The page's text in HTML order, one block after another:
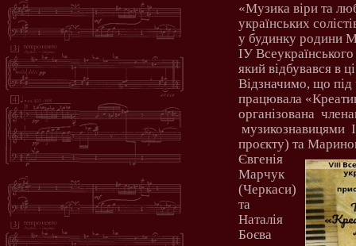
«Музика віри та
українських
у будинку родини
ІУ
який відбувався в
Відзначимо, що під
працювала
організована
музикознавицями
проєкту) та
Євгенія
Марчук
(Черкаси)
та
Наталія
Боєва